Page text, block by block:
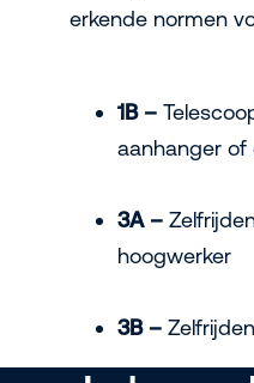
erkende normen
1B –
aanhanger of
3A –
hoogwerker
3B –